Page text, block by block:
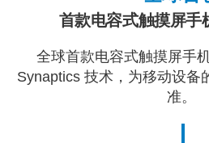
首款电容式触摸屏手
全球首款电容式触摸屏手
Synaptics 技术，为移动设备
准。